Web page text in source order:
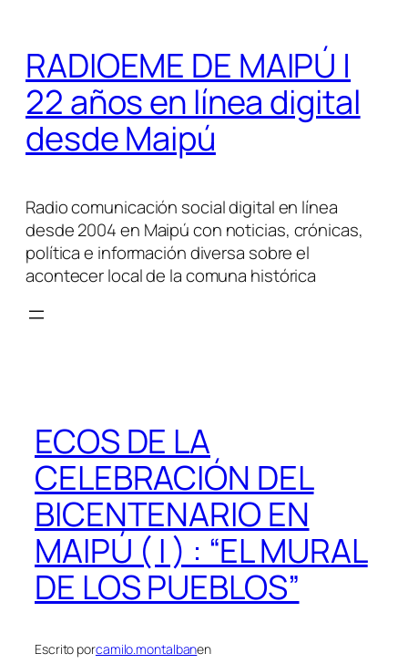
contenido
RADIOEME DE MAIPÚ |
22 años en línea digital
desde Maipú
Radio comunicación social digital en línea
desde 2004 en Maipú con noticias, crónicas,
política e información diversa sobre el
acontecer local de la comuna histórica
ECOS DE LA
CELEBRACIÓN DEL
BICENTENARIO EN
MAIPÚ ( I ) : “EL MURAL
DE LOS PUEBLOS”
Escrito porcamilo.montalbanen